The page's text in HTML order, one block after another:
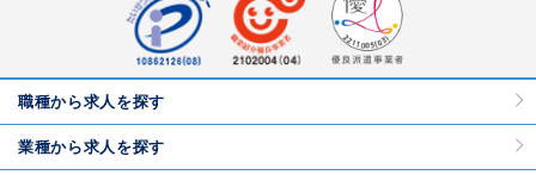
職種から求人を探す
業種から求人を探す